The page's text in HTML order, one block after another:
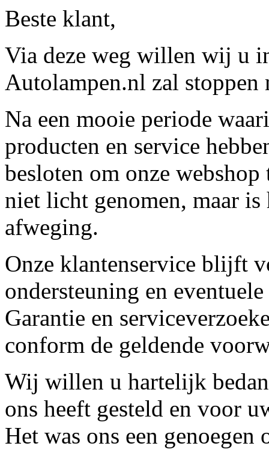
Beste klant,
Via deze weg willen wij u
Autolampen.nl zal stoppen
Na een mooie periode
producten en service
besloten om onze
niet licht genomen, maar
afweging.
Onze klantenservice blijft
ondersteuning en
Garantie en
conform de geldende
Wij willen u hartelijk
ons heeft gesteld en voor
Het was ons een